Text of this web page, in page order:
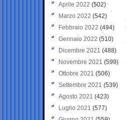
Aprile 2022 (502)
Marzo 2022 (542)
Febbraio 2022 (494)
Gennaio 2022 (510)
Dicembre 2021 (488)
Novembre 2021 (599)
Ottobre 2021 (506)
Settembre 2021 (539)
Agosto 2021 (423)
Luglio 2021 (577)